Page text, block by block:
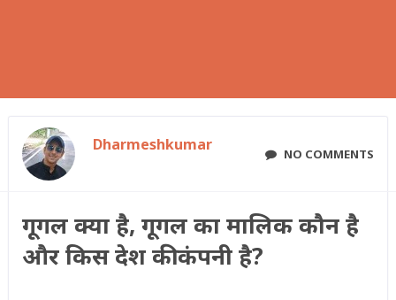
Dharmeshkumar NO COMMENTS
गूगल क्या है, गूगल का मालिक कौन है
और किस देश की कंपनी है?